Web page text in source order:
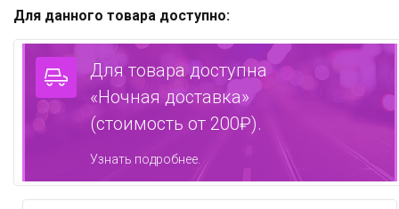
Для данного товара доступно:
Для товара доступна
«Ночная доставка»
(стоимость от 200₽).
Узнать подробнее.